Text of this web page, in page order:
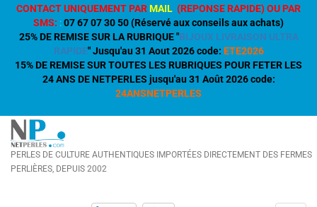
CONTACT UNIQUEMENT PARMAIL (REPONSE RAPIDE) OU PAR
SMS: :07 67 07 30 50 (Réservé aux conseils aux achats)
25% DE REMISE SUR LA RUBRIQUE "BIJOUX LIVRAISON ULTRA
RAPIDE" Jusqu'au 31 Aout 2026 code: ETE2026
15% DE REMISE SUR TOUTES LES RUBRIQUES POUR FETER LES
24 ANS DE NETPERLES jusqu'au 31 Août 2026 code:
24ANSNETPERLES
PERLES DE CULTURE AUTHENTIQUES IMPORTÉES DIRECTEMENT DES FERMES
PERLIÈRES, DEPUIS 2002